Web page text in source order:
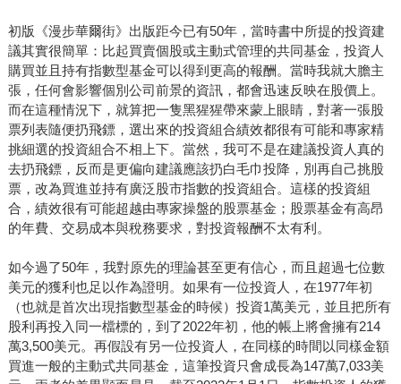
初版《漫步華爾街》出版距今已有50年，當時書中所提的投資建
議其實很簡單：比起買賣個股或主動式管理的共同基金，投資人
購買並且持有指數型基金可以得到更高的報酬。當時我就大膽主
張，任何會影響個別公司前景的資訊，都會迅速反映在股價上。
而在這種情況下，就算把一隻黑猩猩帶來蒙上眼睛，對著一張股
票列表隨便扔飛鏢，選出來的投資組合績效都很有可能和專家精
挑細選的投資組合不相上下。當然，我可不是在建議投資人真的
去扔飛鏢，反而是更偏向建議應該扔白毛巾投降，別再自己挑股
票，改為買進並持有廣泛股市指數的投資組合。這樣的投資組
合，績效很有可能超越由專家操盤的股票基金；股票基金有高昂
的年費、交易成本與稅務要求，對投資報酬不太有利。
如今過了50年，我對原先的理論甚至更有信心，而且超過七位數
美元的獲利也足以作為證明。如果有一位投資人，在1977年初
（也就是首次出現指數型基金的時候）投資1萬美元，並且把所有
股利再投入同一檔標的，到了2022年初，他的帳上將會擁有214
萬3,500美元。再假設有另一位投資人，在同樣的時間以同樣金額
買進一般的主動式共同基金，這筆投資只會成長為147萬7,033美